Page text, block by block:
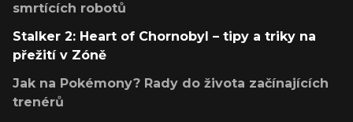
smrtících robotů
Stalker 2: Heart of Chornobyl – tipy a triky na
přežití v Zóně
Jak na Pokémony? Rady do života začínajících
trenérů